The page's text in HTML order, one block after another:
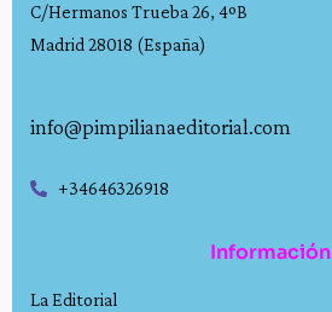
C/Hermanos Trueba 26, 4ºB
Madrid 28018 (España)
info@pimpilianaeditorial.com
+34646326918
Información
La Editorial